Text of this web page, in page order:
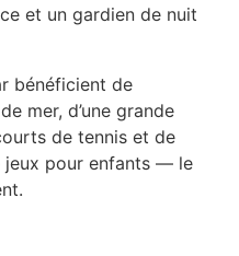
et un gardien de nuit
bénéficient de
mer, d’une grande
de tennis et de
jeux pour enfants — le